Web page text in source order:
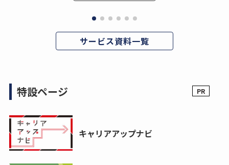
サービス資料一覧
特設ページ
キャリアアップナビ